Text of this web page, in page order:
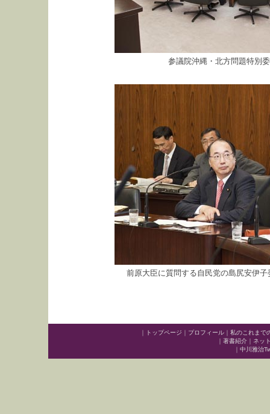
参議院沖縄・北方問題特別
前原大臣に質問する自民党の島尻安伊
｜ トップページ ｜ プロフィール ｜ 私のこれまで
｜ 著書紹介 ｜ ネッ
｜ 中川雅治